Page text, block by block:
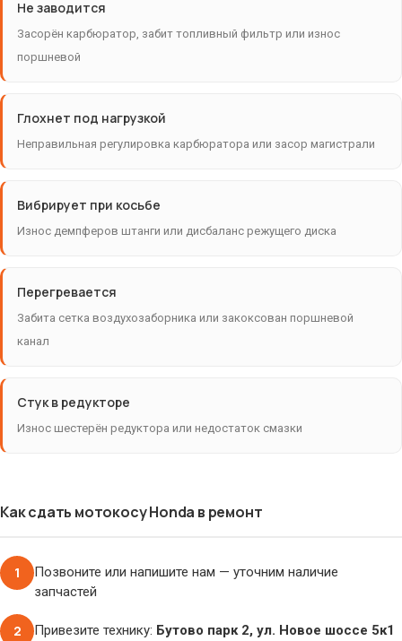
Не заводится
Засорён карбюратор, забит топливный фильтр или износ
поршневой
Глохнет под нагрузкой
Неправильная регулировка карбюратора или засор магистрали
Вибрирует при косьбе
Износ демпферов штанги или дисбаланс режущего диска
Перегревается
Забита сетка воздухозаборника или закоксован поршневой
канал
Стук в редукторе
Износ шестерён редуктора или недостаток смазки
Как сдать мотокосу Honda в ремонт
1
Позвоните или напишите нам — уточним наличие
запчастей
2 Привезите технику: Бутово парк 2, ул. Новое шоссе 5к1